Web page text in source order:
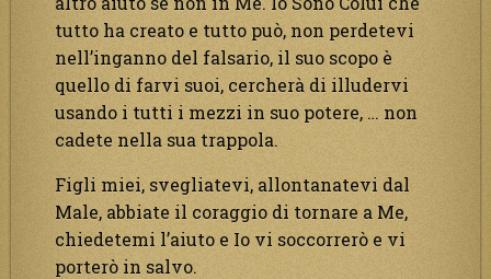
tutto ha creato e tutto può, non perdetevi
nell’inganno del falsario, il suo scopo è
quello di farvi suoi, cercherà di illudervi
usando i tutti i mezzi in suo potere, … non
cadete nella sua trappola.
Figli miei, svegliatevi, allontanatevi dal
Male, abbiate il coraggio di tornare a Me,
chiedetemi l’aiuto e Io vi soccorrerò e vi
porterò in salvo.